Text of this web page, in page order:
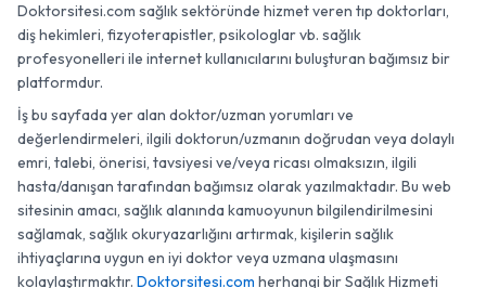
Doktorsitesi.com sağlık sektöründe hizmet veren tıp doktorları,
diş hekimleri, fizyoterapistler, psikologlar vb. sağlık
profesyonelleri ile internet kullanıcılarını buluşturan bağımsız bir
platformdur.
İş bu sayfada yer alan doktor/uzman yorumları ve
değerlendirmeleri, ilgili doktorun/uzmanın doğrudan veya dolaylı
emri, talebi, önerisi, tavsiyesi ve/veya ricası olmaksızın, ilgili
hasta/danışan tarafından bağımsız olarak yazılmaktadır. Bu web
sitesinin amacı, sağlık alanında kamuoyunun bilgilendirilmesini
sağlamak, sağlık okuryazarlığını artırmak, kişilerin sağlık
ihtiyaçlarına uygun en iyi doktor veya uzmana ulaşmasını
kolaylaştırmaktır. Doktorsitesi.com herhangi bir Sağlık Hizmeti